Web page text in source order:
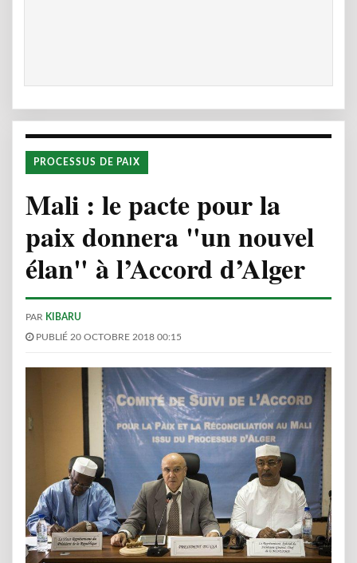
PROCESSUS DE PAIX
Mali : le pacte pour la
paix donnera "un nouvel
élan" à l’Accord d’Alger
PAR KIBARU
PUBLIÉ 20 OCTOBRE 2018 00:15